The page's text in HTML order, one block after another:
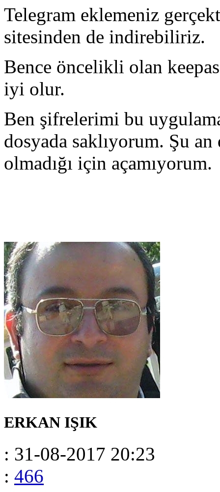
Telegram eklemeniz
sitesinden de indirebiliriz.
Bence öncelikli olan
iyi olur.
Ben şifrelerimi bu
dosyada saklıyorum. Şu
olmadığı için açamıyorum.
ERKAN IŞIK
: 31-08-2017 20:23
: 466